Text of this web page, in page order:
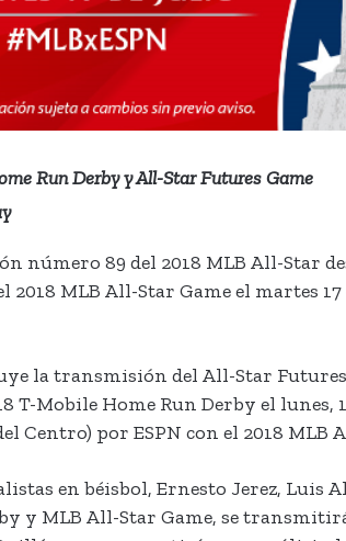
Run Derby y All-Star Futures Game
número 89 del 2018 MLB All-Star
MLB All-Star Game el martes
la transmisión del All-Star Futures
T-Mobile Home Run Derby el lunes,
Centro) por ESPN con el 2018 MLB
en béisbol, Ernesto Jerez, Luis
y MLB All-Star Game, se